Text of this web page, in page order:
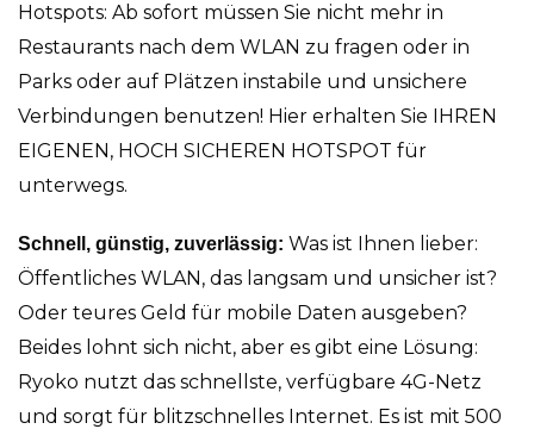
Hotspots: Ab sofort müssen Sie nicht mehr in
Restaurants nach dem WLAN zu fragen oder in
Parks oder auf Plätzen instabile und unsichere
Verbindungen benutzen! Hier erhalten Sie IHREN
EIGENEN, HOCH SICHEREN HOTSPOT für
unterwegs.
Schnell, günstig, zuverlässig: Was ist Ihnen lieber:
Öffentliches WLAN, das langsam und unsicher ist?
Oder teures Geld für mobile Daten ausgeben?
Beides lohnt sich nicht, aber es gibt eine Lösung:
Ryoko nutzt das schnellste, verfügbare 4G-Netz
und sorgt für blitzschnelles Internet. Es ist mit 500